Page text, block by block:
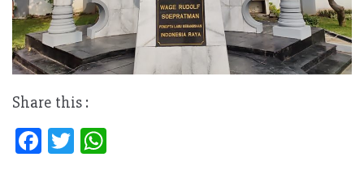
Share this :
Fa T